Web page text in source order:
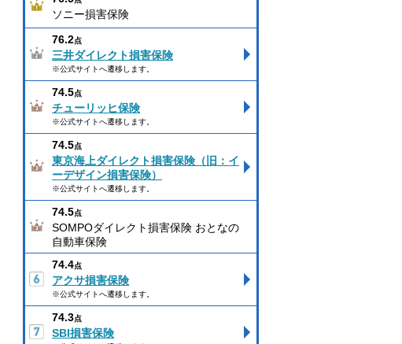
ソニー損害保険
76.2点
三井ダイレクト損害保険
※公式サイトへ遷移します。
74.5点
チューリッヒ保険
※公式サイトへ遷移します。
74.5点
東京海上ダイレクト損害保険（旧：イ
ーデザイン損害保険）
※公式サイトへ遷移します。
74.5点
SOMPOダイレクト損害保険 おとなの
自動車保険
74.4点
アクサ損害保険
※公式サイトへ遷移します。
74.3点
SBI損害保険